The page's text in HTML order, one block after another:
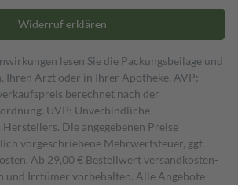
Widerruf erklären
lesen Sie die Packungsbeilage und
Ihren Arzt oder in Ihrer Apotheke. AVP:
berechnet nach der
UVP: Unverbindliche
Die angegebenen Preise
vorgeschriebene Mehrwertsteuer, ggf.
Ab 29,00 € Bestell­wert versand­kosten­
und Irrtümer vorbehalten. Alle Angebote